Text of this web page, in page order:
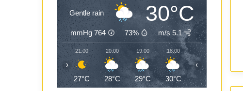
30°C
Gentle rain
5.1 m/s
73%
764
mmHg
18:00
30°C
19:00
29°C
20:00
28°C
21:00
27°C
27°C
‹ ›